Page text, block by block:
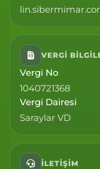
VERGI
Vergi No
1040721368
Vergi Dairesi
Saraylar VD
İLETIŞIM